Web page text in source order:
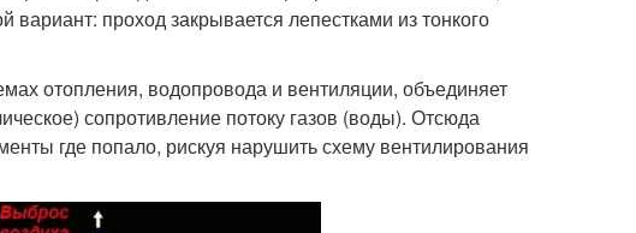
проход закрывается лепестками из тонкого
отопления, водопровода и вентиляции, объединяет
сопротивление потоку газов (воды). Отсюда
где попало, рискуя нарушить схему вентилирования